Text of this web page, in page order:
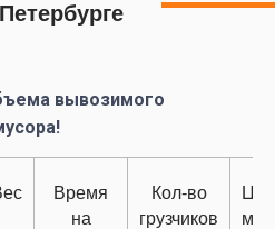
вывозимого
Время
на
Кол-во
грузчиков